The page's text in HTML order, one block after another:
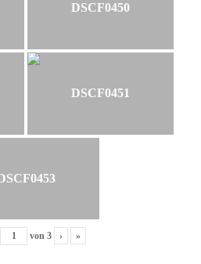
DSCF0450
DSCF0451
von 3 › »